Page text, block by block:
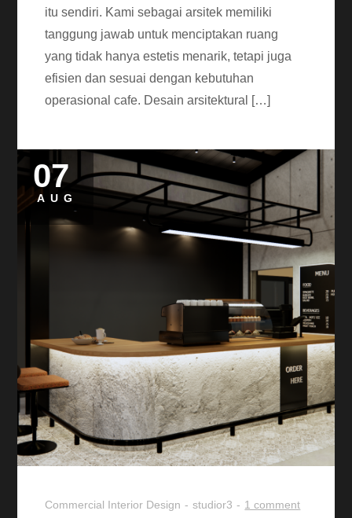
itu sendiri. Kami sebagai arsitek memiliki
tanggung jawab untuk menciptakan ruang
yang tidak hanya estetis menarik, tetapi juga
efisien dan sesuai dengan kebutuhan
operasional cafe. Desain arsitektural […]
07
AUG
Commercial Interior Design studior3 1 comment